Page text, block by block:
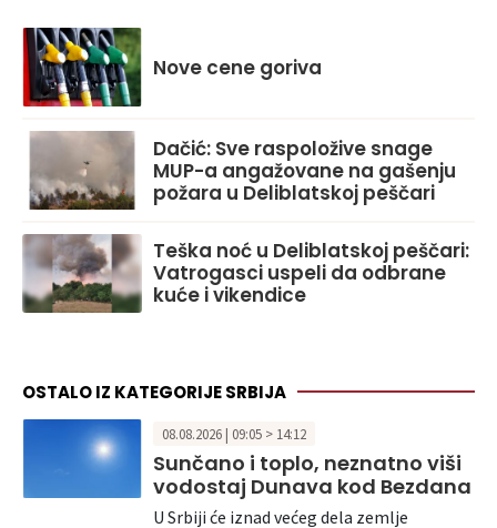
Nove cene goriva
Dačić: Sve raspoložive snage
MUP-a angažovane na gašenju
požara u Deliblatskoj peščari
Teška noć u Deliblatskoj peščari:
Vatrogasci uspeli da odbrane
kuće i vikendice
OSTALO IZ KATEGORIJE SRBIJA
08.08.2026 | 09:05 > 14:12
Sunčano i toplo, neznatno viši
vodostaj Dunava kod Bezdana
U Srbiji će iznad većeg dela zemlje